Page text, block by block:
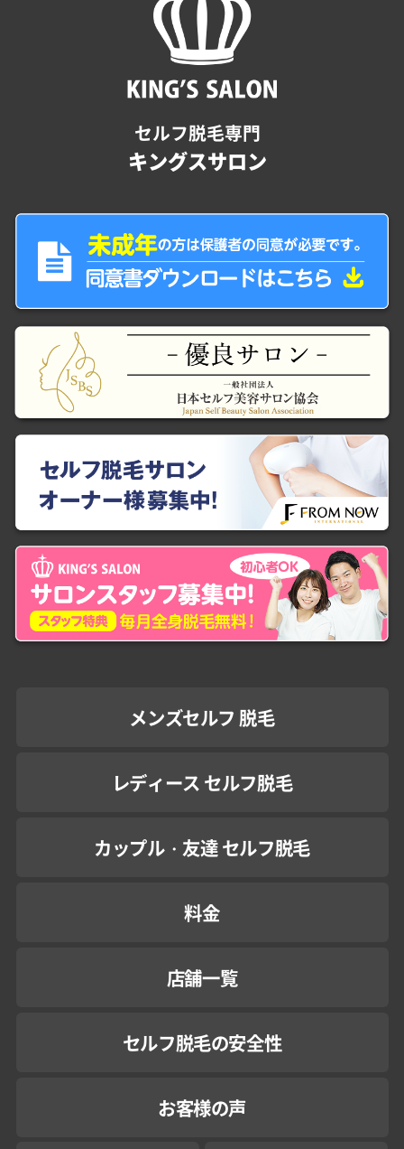
セルフ脱毛専門
キングスサロン
メンズセルフ 脱毛
レディース セルフ脱毛
カップル・友達 セルフ脱毛
料金
店舗一覧
セルフ脱毛の安全性
お客様の声